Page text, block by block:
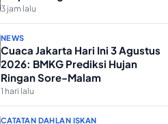
3 jam lalu
NEWS
Cuaca Jakarta Hari Ini 3 Agustus
2026: BMKG Prediksi Hujan
Ringan Sore-Malam
1 hari lalu
CATATAN DAHLAN ISKAN